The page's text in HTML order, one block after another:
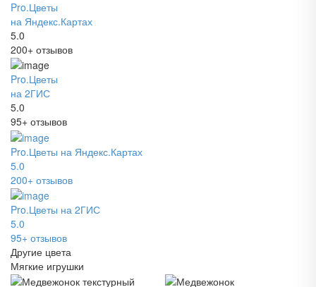
Pro.Цветы
на Яндекс.Картах
5.0
200+ отзывов
Pro.Цветы
на 2ГИС
5.0
95+ отзывов
Pro.Цветы на Яндекс.Картах
5.0
200+ отзывов
Pro.Цветы на 2ГИС
5.0
95+ отзывов
Другие цвета
Мягкие игрушки